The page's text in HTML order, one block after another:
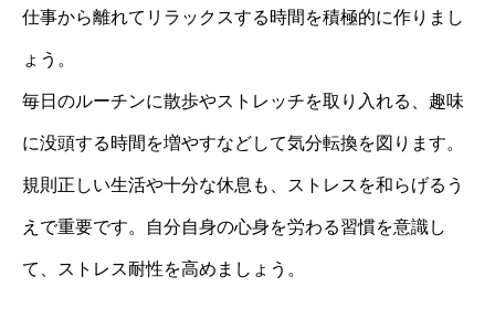
仕事から離れてリラックスする時間を積極的に作りまし
ょう。
毎日のルーチンに散歩やストレッチを取り入れる、趣味
に没頭する時間を増やすなどして気分転換を図ります。
規則正しい生活や十分な休息も、ストレスを和らげるう
えで重要です。自分自身の心身を労わる習慣を意識し
て、ストレス耐性を高めましょう。